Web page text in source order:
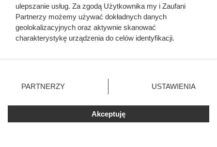
ulepszanie usług. Za zgodą Użytkownika my i Zaufani
Partnerzy możemy używać dokładnych danych
geolokalizacyjnych oraz aktywnie skanować
charakterystykę urządzenia do celów identyfikacji.
zmienić/wycofać klikając przycisk ustawień prywatności
znajdujący się w lewym dolnym rogu strony
rodzaje przetwarzania danych nie wymagają zgody
użytkownika, ale masz prawo sprzeciwić się takiemu
przetwarzaniu. Preferencje będą miały zastosowania tylko
PARTNERZY USTAWIENIA
Akceptuję